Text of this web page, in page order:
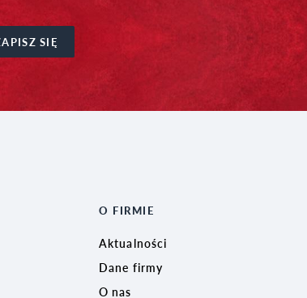
SIĘ
O FIRMIE
Aktualności
Dane firmy
O nas